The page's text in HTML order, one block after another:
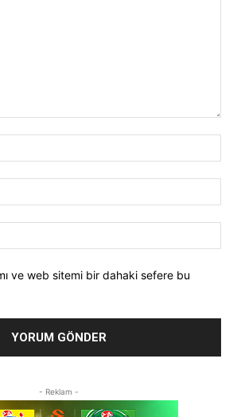
ve web sitemi bir dahaki sefere bu
- Reklam -